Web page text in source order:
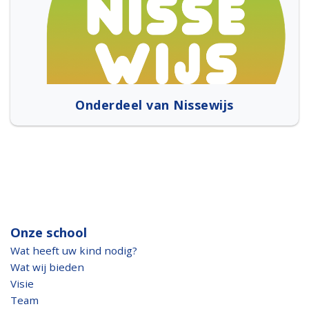
Onderdeel van Nissewijs
Onze school
Wat heeft uw kind nodig?
Wat wij bieden
Visie
Team